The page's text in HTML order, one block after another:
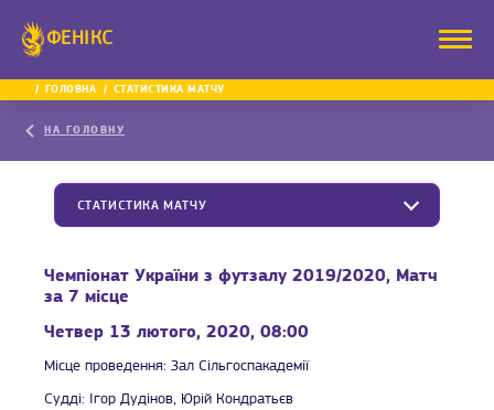
ФЕНІКС
ГОЛОВНА СТАТИСТИКА МАТЧУ
НА ГОЛОВНУ
СТАТИСТИКА МАТЧУ
Чемпіонат України з футзалу 2019/2020, Матч
за 7 місце
Четвер 13 лютого, 2020, 08:00
Місце проведення: Зал Сільгоспакадемії
Судді: Ігор Дудінов, Юрій Кондратьєв